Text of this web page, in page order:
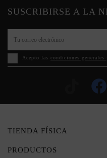
SUSCRIBIRSE A LA
Acepto las condiciones
TIENDA FÍSICA
PRODUCTOS